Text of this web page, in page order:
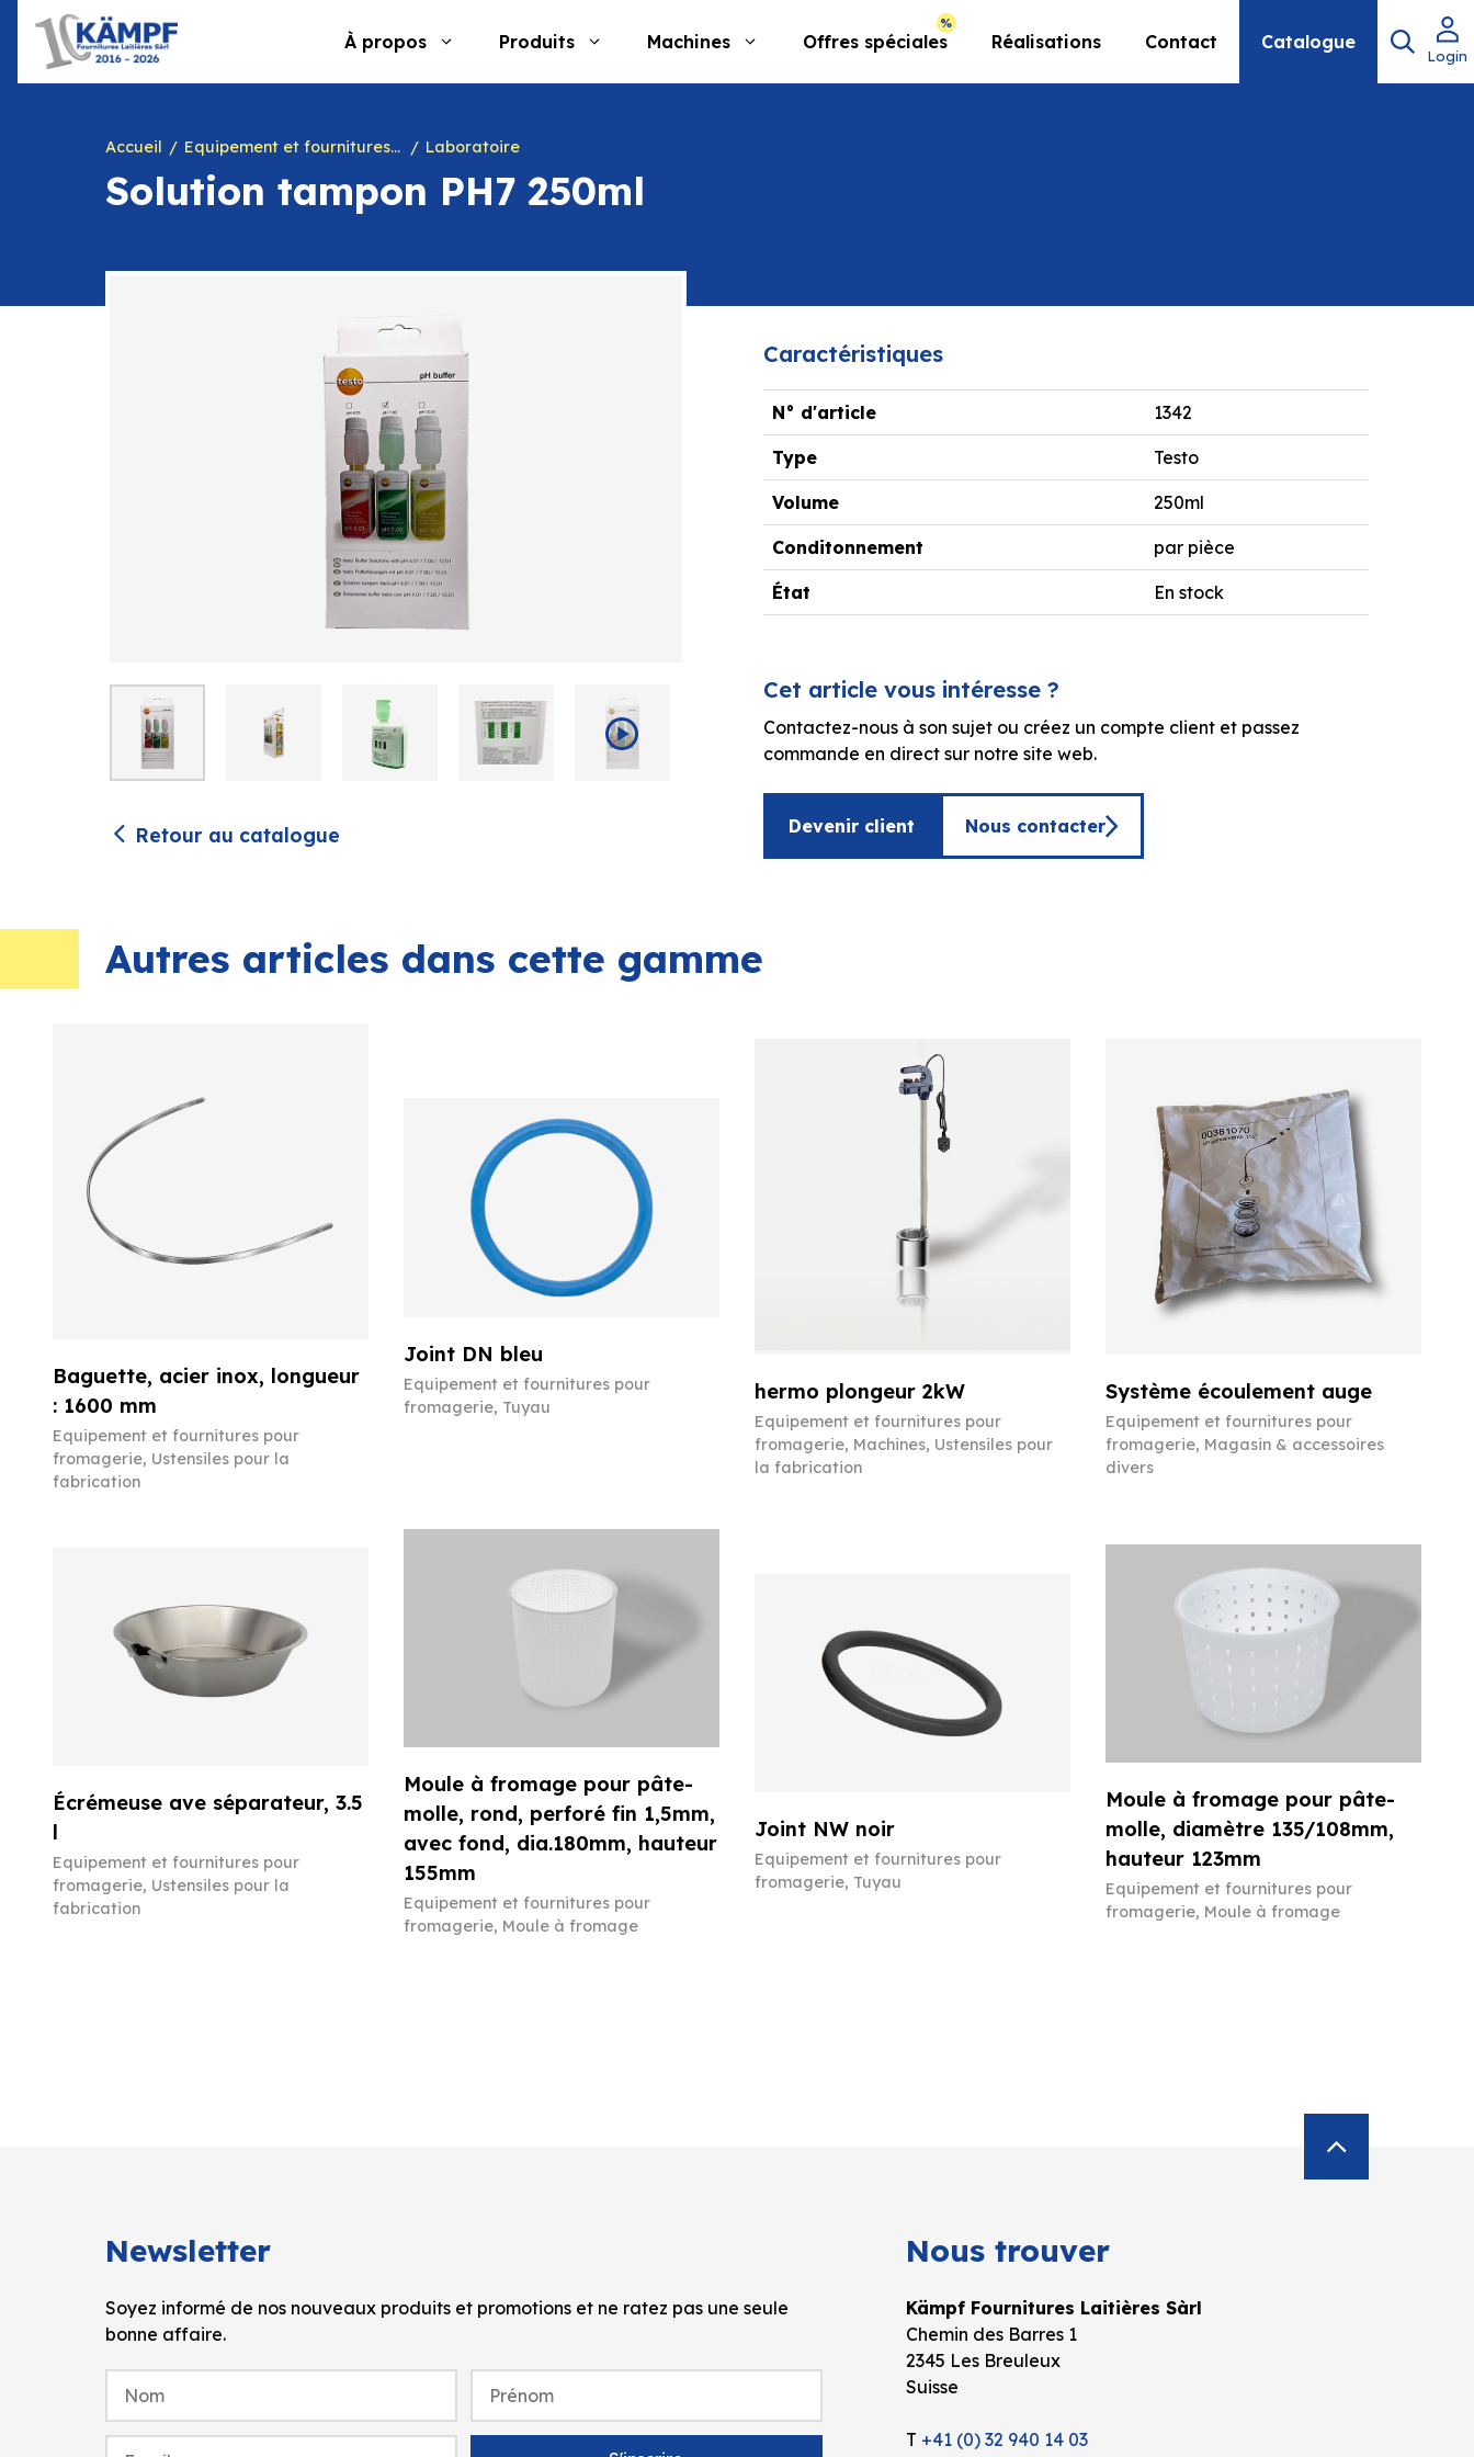
contenu
À propos Produits Machines Offres spéciales Réalisations Contact Catalogue
Login
Accueil Equipement et fournitures pour fromagerie Laboratoire
Solution tampon PH7 250ml
Retour au catalogue
Caractéristiques
N° d'article 1342
Type Testo
Volume 250ml
Conditonnement par pièce
État En stock
Cet article vous intéresse ?
Contactez-nous à son sujet ou créez un compte client et passez
commande en direct sur notre site web.
Devenir client Nous contacter
Autres articles dans cette gamme
Baguette, acier inox, longueur
: 1600 mm
Equipement et fournitures pour
fromagerie, Ustensiles pour la
fabrication
Joint DN bleu
Equipement et fournitures pour
fromagerie, Tuyau
hermo plongeur 2kW
Equipement et fournitures pour
fromagerie, Machines, Ustensiles pour
la fabrication
Système écoulement auge
Equipement et fournitures pour
fromagerie, Magasin & accessoires
divers
Écrémeuse ave séparateur, 3.5
l
Equipement et fournitures pour
fromagerie, Ustensiles pour la
fabrication
Moule à fromage pour pâte-
molle, rond, perforé fin 1,5mm,
avec fond, dia.180mm, hauteur
155mm
Equipement et fournitures pour
fromagerie, Moule à fromage
Joint NW noir
Equipement et fournitures pour
fromagerie, Tuyau
Moule à fromage pour pâte-
molle, diamètre 135/108mm,
hauteur 123mm
Equipement et fournitures pour
fromagerie, Moule à fromage
Newsletter
Soyez informé de nos nouveaux produits et promotions et ne ratez pas une seule
bonne affaire.
Nous trouver
Kämpf Fournitures Laitières Sàrl
Chemin des Barres 1
2345 Les Breuleux
Suisse
T +41 (0) 32 940 14 03